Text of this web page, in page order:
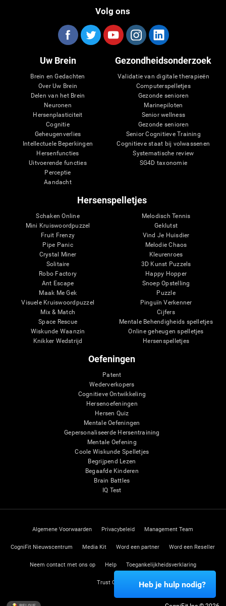
Volg ons
Uw Brein
Brein en Gedachten
Over Uw Brein
Delen van het Brein
Neuronen
Hersenplasticiteit
Cognitie
Geheugenverlies
Intellectuele Beperkingen
Hersenfuncties
Uitvoerende functies
Perceptie
Aandacht
Gezondheidsonderzoek
Validatie van digitale therapieën
Computerspelletjes
Gezonde senioren
Marinepiloten
Senior wellness
Gezonde senioren
Senior Cognitieve Training
Cognitieve staat bij volwassenen
Systematische review
SG4D taxonomie
Hersenspelletjes
Schaken Online
Mini Kruiswoordpuzzel
Fruit Frenzy
Pipe Panic
Crystal Miner
Solitaire
Robo Factory
Ant Escape
Maak Me Gek
Visuele Kruiswoordpuzzel
Mix & Match
Space Rescue
Wiskunde Waanzin
Knikker Wedstrijd
Melodisch Tennis
Geklutst
Vind Je Huisdier
Melodie Chaos
Kleurenroes
3D Kunst Puzzels
Happy Hopper
Snoep Opstelling
Puzzle
Pinguïn Verkenner
Cijfers
Mentale Behendigheids spelletjes
Online geheugen spelletjes
Hersenspelletjes
Oefeningen
Patent
Wederverkopers
Cognitieve Ontwikkeling
Hersenoefeningen
Hersen Quiz
Mentale Oefeningen
Gepersonaliseerde Hersentraining
Mentale Oefening
Coole Wiskunde Spelletjes
Begrijpend Lezen
Begaafde Kinderen
Brain Battles
IQ Test
Algemene Voorwaarden Privacybeleid Management Team
CogniFit Nieuwscentrum Media Kit Word een partner Word een Reseller
Neem contact met ons op Help Toegankelijkheidsverklaring
Trust Center Heb je hulp nodig?